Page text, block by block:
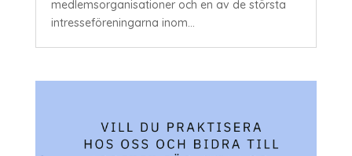
medlemsorganisationer och en av de största
intresseföreningarna inom...